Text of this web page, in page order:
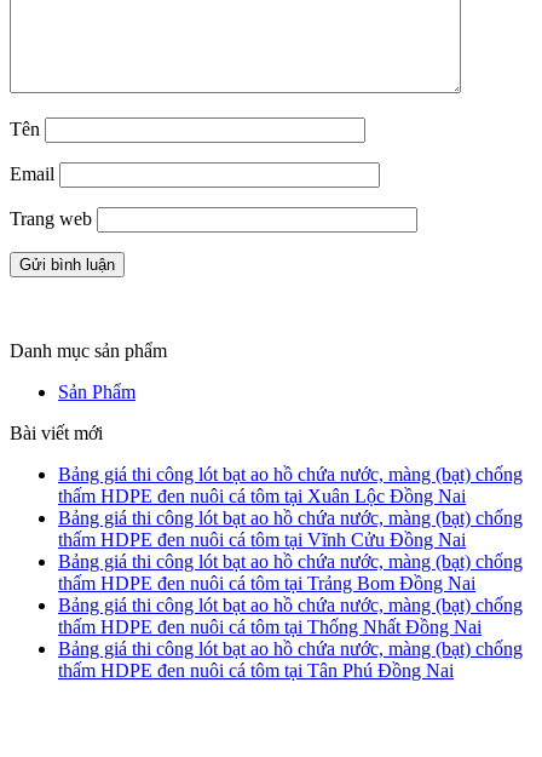
Tên
Email
Trang web
Danh mục sản phẩm
Sản Phẩm
Bài viết mới
Bảng giá thi công lót bạt ao hồ chứa nước, màng (bạt) chống
thấm HDPE đen nuôi cá tôm tại Xuân Lộc Đồng Nai
Bảng giá thi công lót bạt ao hồ chứa nước, màng (bạt) chống
thấm HDPE đen nuôi cá tôm tại Vĩnh Cửu Đồng Nai
Bảng giá thi công lót bạt ao hồ chứa nước, màng (bạt) chống
thấm HDPE đen nuôi cá tôm tại Trảng Bom Đồng Nai
Bảng giá thi công lót bạt ao hồ chứa nước, màng (bạt) chống
thấm HDPE đen nuôi cá tôm tại Thống Nhất Đồng Nai
Bảng giá thi công lót bạt ao hồ chứa nước, màng (bạt) chống
thấm HDPE đen nuôi cá tôm tại Tân Phú Đồng Nai